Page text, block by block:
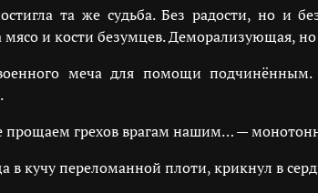
та же судьба. Без радости, но и
и кости безумцев. Деморализующая, но
меча для помощи подчинённым.
грехов врагам нашим… —
кучу переломанной плоти, крикнул в